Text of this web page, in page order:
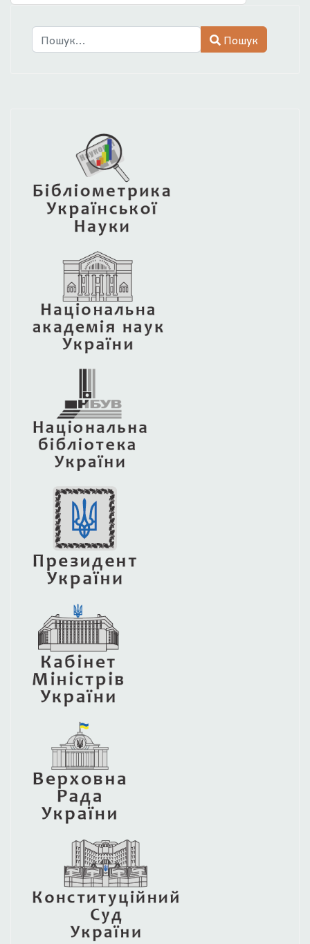
Пошук
Пошук